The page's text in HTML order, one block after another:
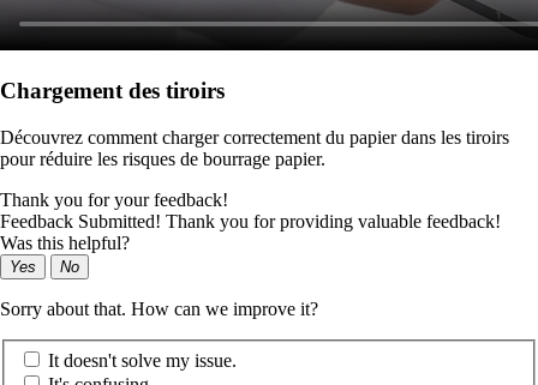
Chargement des tiroirs
Découvrez comment charger correctement du papier dans les tiroirs
pour réduire les risques de bourrage papier.
Thank you for your feedback!
Feedback Submitted! Thank you for providing valuable feedback!
Was this helpful?
Yes No
Sorry about that. How can we improve it?
It doesn't solve my issue.